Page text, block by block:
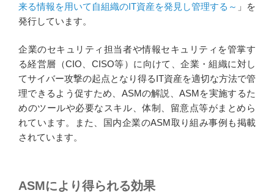
来る情報を用いて自組織のIT資産を発見し管理する～ 」を
発行しています。
企業のセキュリティ担当者や情報セキュリティを管掌す
る経営層（CIO、CISO等）に向けて、企業・組織に対し
てサイバー攻撃の起点となり得るIT資産を適切な方法で管
理できるよう促すため、ASMの解説、ASMを実施するた
めのツールや必要なスキル、体制、留意点等がまとめら
れています。また、国内企業のASM取り組み事例も掲載
されています。
ASMにより得られる効果